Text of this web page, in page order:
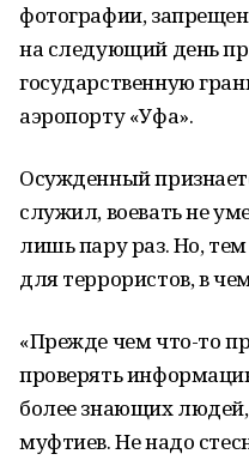
фотографии,
на следующий день
государственную
аэропорту «Уфа».
Осужденный
служил, воевать не
лишь пару раз. Но,
для террористов, в
«Прежде чем что-то
проверять
более знающих людей,
муфтиев. Не надо